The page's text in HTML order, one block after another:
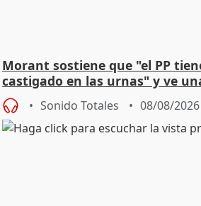
Morant sostiene que "el PP
castigado en las urnas" y ve
cambio"
Sonido Totales 08/08/2026